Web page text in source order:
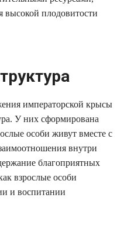
высокой плодовитости
императорской крысы
У них сформирована
особи живут вместе с
внутри
благоприятных
взрослые особи
и воспитании